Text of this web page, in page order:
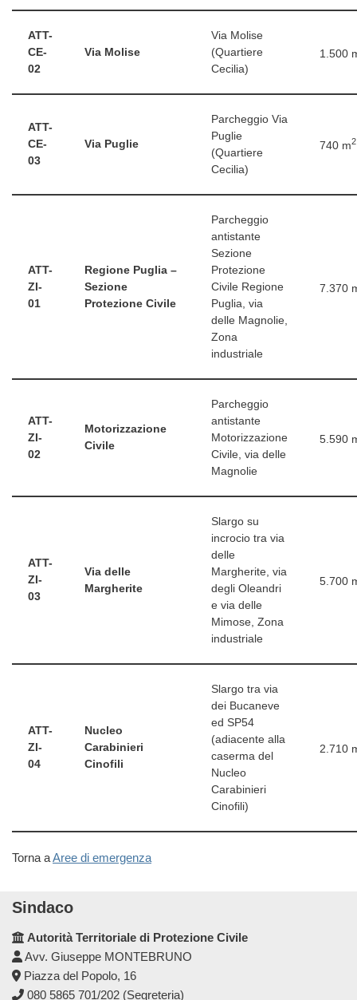
ATT-
CE-
02
Via Molise
Via Molise
(Quartiere
Cecilia)
1.500
ATT-
CE-
03
Via Puglie
Parcheggio Via
Puglie
(Quartiere
Cecilia)
740 m2
ATT-
ZI-
01
Regione Puglia –
Sezione
Protezione Civile
Parcheggio
antistante
Sezione
Protezione
Civile Regione
Puglia, via
delle Magnolie,
Zona
industriale
7.370
ATT-
ZI-
02
Motorizzazione
Civile
Parcheggio
antistante
Motorizzazione
Civile, via delle
Magnolie
5.590
ATT-
ZI-
03
Via delle
Margherite
Slargo su
incrocio tra via
delle
Margherite, via
degli Oleandri
e via delle
Mimose, Zona
industriale
5.700
ATT-
ZI-
04
Nucleo
Carabinieri
Cinofili
Slargo tra via
dei Bucaneve
ed SP54
(adiacente alla
caserma del
Nucleo
Carabinieri
Cinofili)
2.710
Torna aAree di emergenza
Sindaco
Autorità Territoriale di Protezione Civile
Avv. Giuseppe MONTEBRUNO
Piazza del Popolo, 16
080 5865 701/202 (Segreteria)